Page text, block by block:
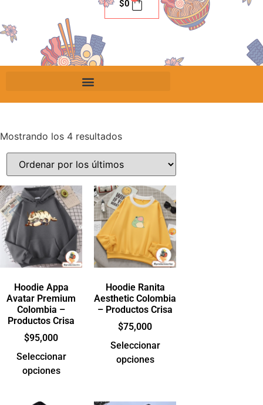
$0
Mostrando los 4 resultados
Hoodie Appa
Avatar Premium
Colombia –
Productos Crisa
$95,000
Seleccionar
opciones
Hoodie Ranita
Aesthetic Colombia
– Productos Crisa
$75,000
Seleccionar
opciones